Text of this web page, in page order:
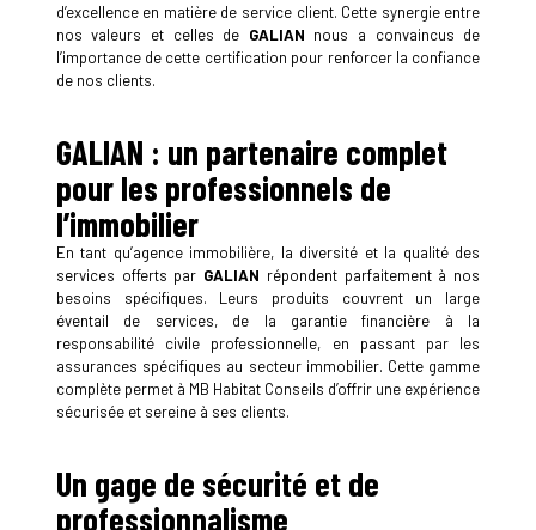
d’excellence en matière de service client. Cette synergie entre
nos valeurs et celles de GALIAN nous a convaincus de
l’importance de cette certification pour renforcer la confiance
de nos clients.
GALIAN : un partenaire complet
pour les professionnels de
l’immobilier
En tant qu’agence immobilière, la diversité et la qualité des
services offerts par GALIAN répondent parfaitement à nos
besoins spécifiques. Leurs produits couvrent un large
éventail de services, de la garantie financière à la
responsabilité civile professionnelle, en passant par les
assurances spécifiques au secteur immobilier. Cette gamme
complète permet à MB Habitat Conseils d’offrir une expérience
sécurisée et sereine à ses clients.
Un gage de sécurité et de
professionnalisme